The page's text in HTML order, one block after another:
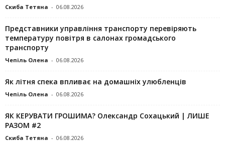
Скиба Тетяна - 06.08.2026
Представники управління транспорту перевіряють
температуру повітря в салонах громадського
транспорту
Чепіль Олена - 06.08.2026
Як літня спека впливає на домашніх улюбленців
Чепіль Олена - 06.08.2026
ЯК КЕРУВАТИ ГРОШИМА? Олександр Сохацький | ЛИШЕ
РАЗОМ #2
Скиба Тетяна - 06.08.2026